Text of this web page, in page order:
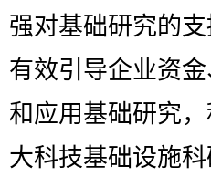
强对基础研究的
有效引导企业资
和应用基础研究
大科技基础设施